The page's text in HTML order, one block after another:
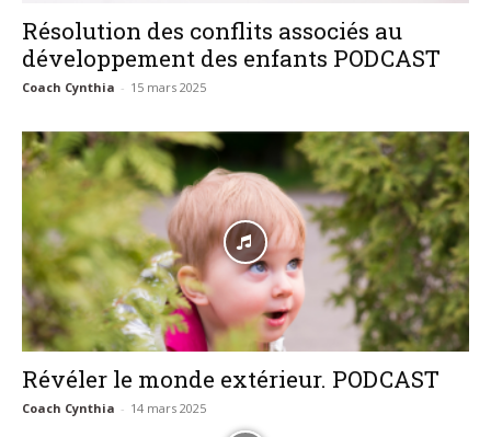
Résolution des conflits associés au
développement des enfants PODCAST
Coach Cynthia - 15 mars 2025
Révéler le monde extérieur. PODCAST
Coach Cynthia - 14 mars 2025